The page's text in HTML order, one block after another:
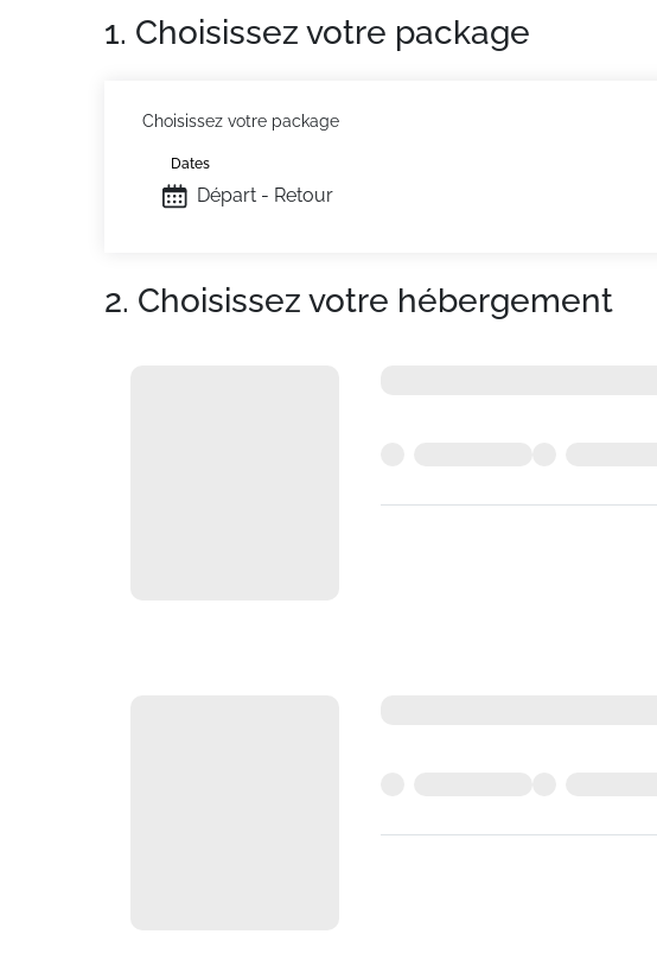
1. Choisissez votre package
Choisissez votre package
Départ - Retour
Dates
2. Choisissez votre hébergement